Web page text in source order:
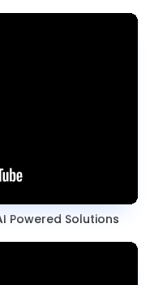
Powered Solutions